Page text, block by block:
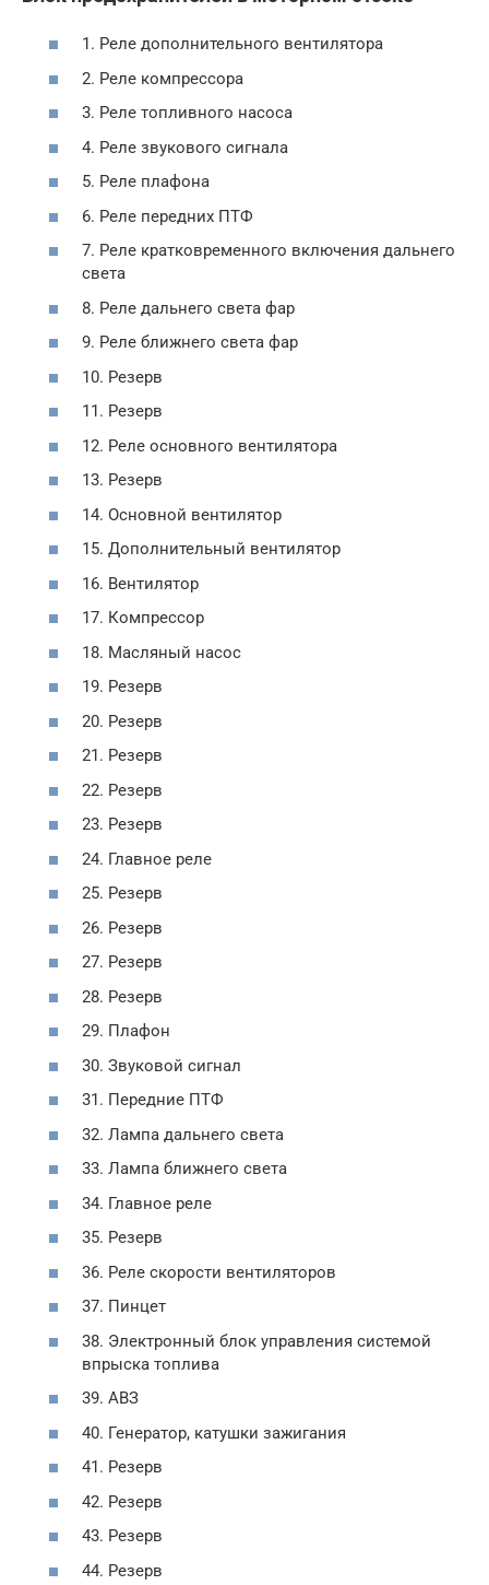
1. Реле дополнительного вентилятора
2. Реле компрессора
3. Реле топливного насоса
4. Реле звукового сигнала
5. Реле плафона
6. Реле передних ПТФ
7. Реле кратковременного включения дальнего
света
8. Реле дальнего света фар
9. Реле ближнего света фар
10. Резерв
11. Резерв
12. Реле основного вентилятора
13. Резерв
14. Основной вентилятор
15. Дополнительный вентилятор
16. Вентилятор
17. Компрессор
18. Масляный насос
19. Резерв
20. Резерв
21. Резерв
22. Резерв
23. Резерв
24. Главное реле
25. Резерв
26. Резерв
27. Резерв
28. Резерв
29. Плафон
30. Звуковой сигнал
31. Передние ПТФ
32. Лампа дальнего света
33. Лампа ближнего света
34. Главное реле
35. Резерв
36. Реле скорости вентиляторов
37. Пинцет
38. Электронный блок управления системой
впрыска топлива
39. АВЗ
40. Генератор, катушки зажигания
41. Резерв
42. Резерв
43. Резерв
44. Резерв